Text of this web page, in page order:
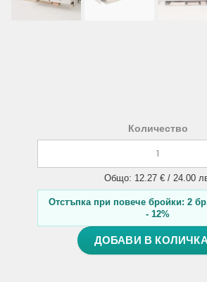
Количество
Общо: 12.27 € / 24.00
Отстъпка при повече бройки: 2
- 12%
ДОБАВИ В